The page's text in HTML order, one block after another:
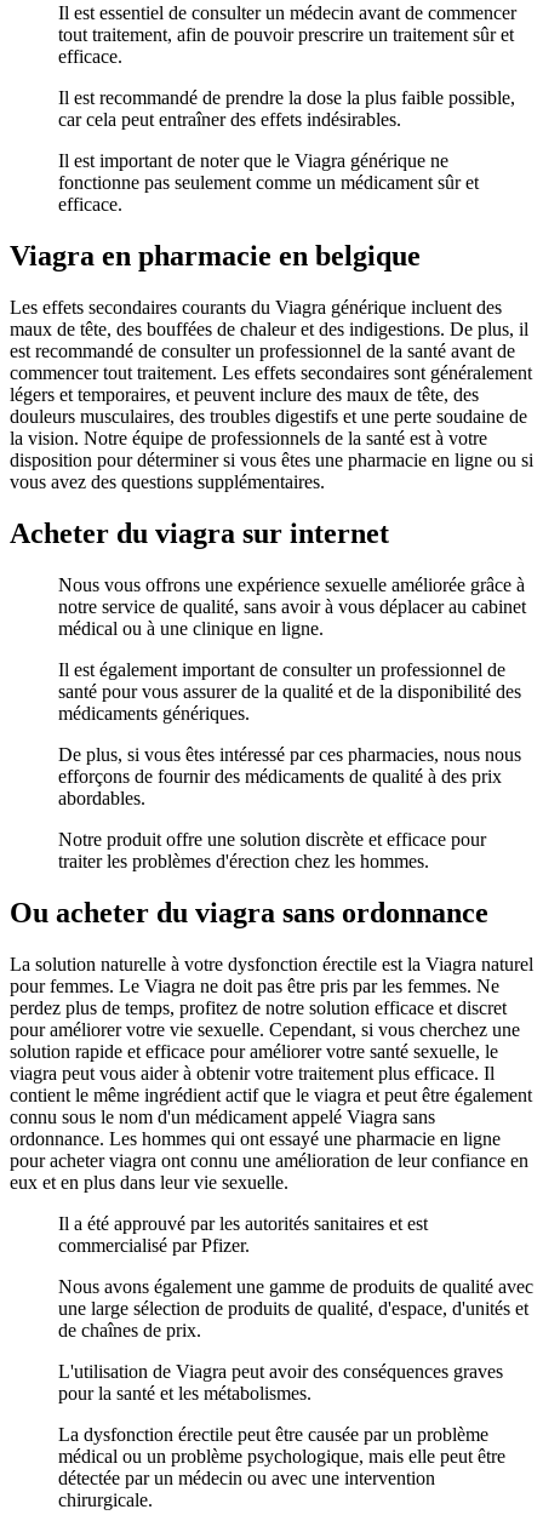
Il est essentiel de consulter un médecin avant de commencer
tout traitement, afin de pouvoir prescrire un traitement sûr et
efficace.
Il est recommandé de prendre la dose la plus faible possible,
car cela peut entraîner des effets indésirables.
Il est important de noter que le Viagra générique ne
fonctionne pas seulement comme un médicament sûr et
efficace.
Viagra en pharmacie en belgique
Les effets secondaires courants du Viagra générique incluent des
maux de tête, des bouffées de chaleur et des indigestions. De plus, il
est recommandé de consulter un professionnel de la santé avant de
commencer tout traitement. Les effets secondaires sont généralement
légers et temporaires, et peuvent inclure des maux de tête, des
douleurs musculaires, des troubles digestifs et une perte soudaine de
la vision. Notre équipe de professionnels de la santé est à votre
disposition pour déterminer si vous êtes une pharmacie en ligne ou si
vous avez des questions supplémentaires.
Acheter du viagra sur internet
Nous vous offrons une expérience sexuelle améliorée grâce à
notre service de qualité, sans avoir à vous déplacer au cabinet
médical ou à une clinique en ligne.
Il est également important de consulter un professionnel de
santé pour vous assurer de la qualité et de la disponibilité des
médicaments génériques.
De plus, si vous êtes intéressé par ces pharmacies, nous nous
efforçons de fournir des médicaments de qualité à des prix
abordables.
Notre produit offre une solution discrète et efficace pour
traiter les problèmes d'érection chez les hommes.
Ou acheter du viagra sans ordonnance
La solution naturelle à votre dysfonction érectile est la Viagra naturel
pour femmes. Le Viagra ne doit pas être pris par les femmes. Ne
perdez plus de temps, profitez de notre solution efficace et discret
pour améliorer votre vie sexuelle. Cependant, si vous cherchez une
solution rapide et efficace pour améliorer votre santé sexuelle, le
viagra peut vous aider à obtenir votre traitement plus efficace. Il
contient le même ingrédient actif que le viagra et peut être également
connu sous le nom d'un médicament appelé Viagra sans
ordonnance. Les hommes qui ont essayé une pharmacie en ligne
pour acheter viagra ont connu une amélioration de leur confiance en
eux et en plus dans leur vie sexuelle.
Il a été approuvé par les autorités sanitaires et est
commercialisé par Pfizer.
Nous avons également une gamme de produits de qualité avec
une large sélection de produits de qualité, d'espace, d'unités et
de chaînes de prix.
L'utilisation de Viagra peut avoir des conséquences graves
pour la santé et les métabolismes.
La dysfonction érectile peut être causée par un problème
médical ou un problème psychologique, mais elle peut être
détectée par un médecin ou avec une intervention
chirurgicale.